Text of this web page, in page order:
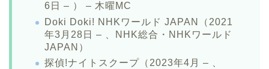
6日 – ） – 木曜MC
Doki Doki! NHKワールド JAPAN（2021
年3月28日 – 、NHK総合・NHKワールド
JAPAN）
探偵!ナイトスクープ（2023年4月 – 、